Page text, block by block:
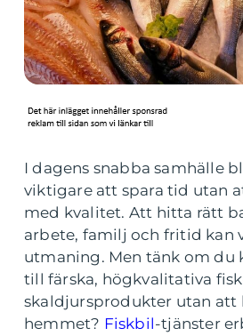
I dagens snabba samhälle
viktigare att spara tid utan
med kvalitet. Att hitta rätt
arbete, familj och fritid kan
utmaning. Men tänk om du
till färska, högkvalitativa
skaldjursprodukter utan att
hemmet? Fiskbil-tjänster